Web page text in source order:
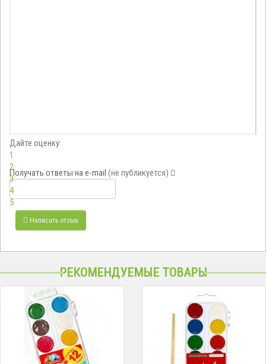
Дайте оценку:
1
2
3
4
5
Получать ответы на e-mail (не публикуется)
Написать отзыв
РЕКОМЕНДУЕМЫЕ ТОВАРЫ